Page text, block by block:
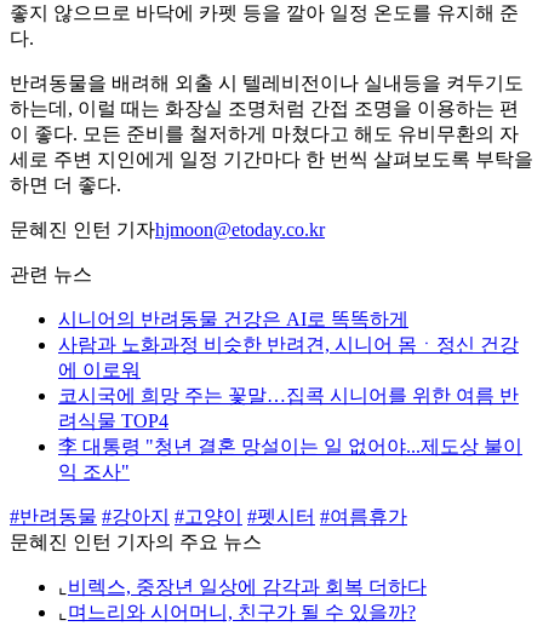
좋지 않으므로 바닥에 카펫 등을 깔아 일정 온도를 유지해 준
다.
반려동물을 배려해 외출 시 텔레비전이나 실내등을 켜두기도
하는데, 이럴 때는 화장실 조명처럼 간접 조명을 이용하는 편
이 좋다. 모든 준비를 철저하게 마쳤다고 해도 유비무환의 자
세로 주변 지인에게 일정 기간마다 한 번씩 살펴보도록 부탁을
하면 더 좋다.
문혜진 인턴 기자hjmoon@etoday.co.kr
관련 뉴스
시니어의 반려동물 건강은 AI로 똑똑하게
사람과 노화과정 비슷한 반려견, 시니어 몸ㆍ정신 건강
에 이로워
코시국에 희망 주는 꽃말…집콕 시니어를 위한 여름 반
려식물 TOP4
李 대통령 "청년 결혼 망설이는 일 없어야...제도상 불이
익 조사"
#반려동물 #강아지 #고양이 #펫시터 #여름휴가
문혜진 인턴 기자의 주요 뉴스
⌞ 비렉스, 중장년 일상에 감각과 회복 더하다
⌞ 며느리와 시어머니, 친구가 될 수 있을까?